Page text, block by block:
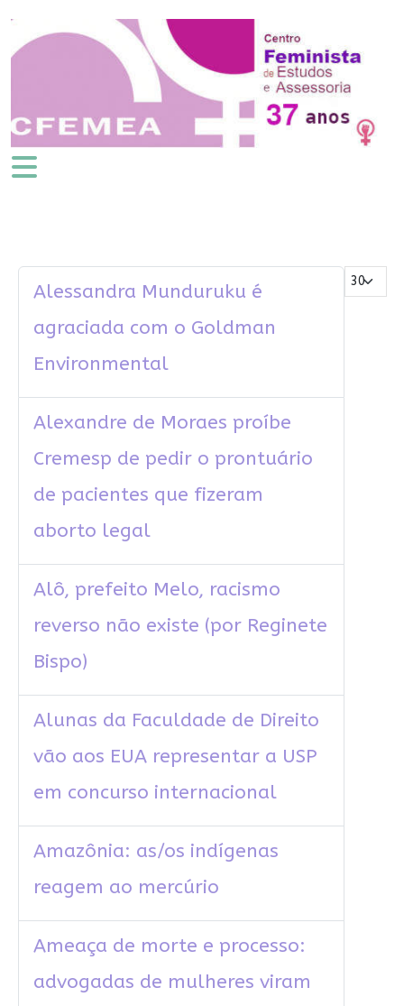
Mostrar #
Alessandra Munduruku é
agraciada com o Goldman
Environmental
Alexandre de Moraes proíbe
Cremesp de pedir o prontuário
de pacientes que fizeram
aborto legal
Alô, prefeito Melo, racismo
reverso não existe (por Reginete
Bispo)
Alunas da Faculdade de Direito
vão aos EUA representar a USP
em concurso internacional
Amazônia: as/os indígenas
reagem ao mercúrio
Ameaça de morte e processo:
advogadas de mulheres viram